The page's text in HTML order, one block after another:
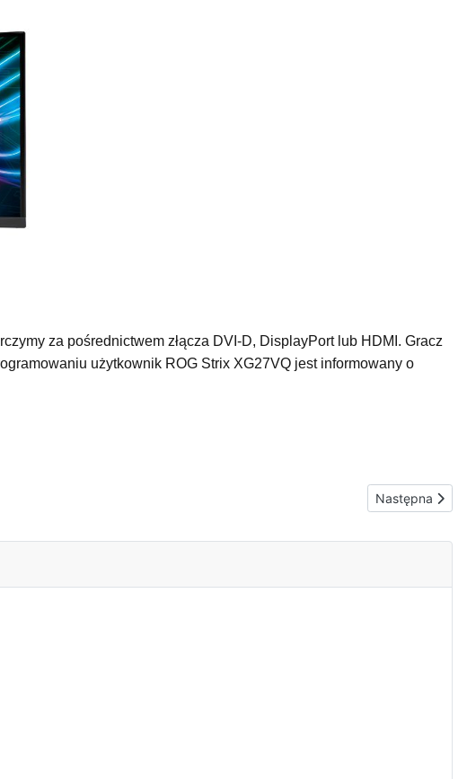
za pośrednictwem złącza DVI-D, DisplayPort lub HDMI. Gracz
użytkownik ROG Strix XG27VQ jest informowany o
Następna
Następna